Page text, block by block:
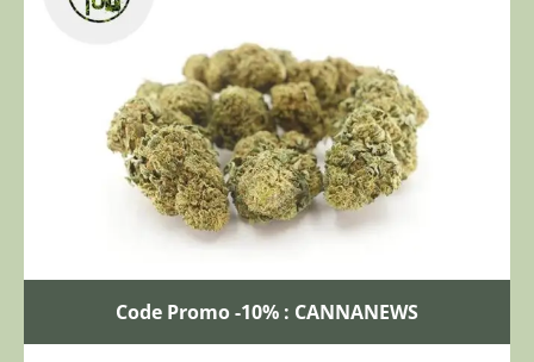
Code Promo -10% : CANNANEWS